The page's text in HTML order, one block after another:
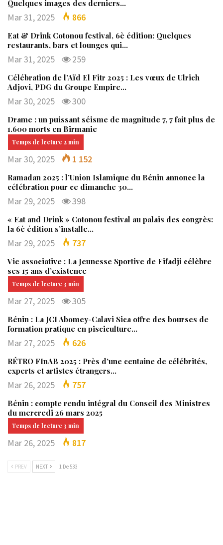
Quelques images des derniers…
Mar 31, 2025 866
Eat & Drink Cotonou festival, 6è édition: Quelques
restaurants, bars et lounges qui…
Mar 31, 2025 259
Célébration de l’Aïd El Fitr 2025 : Les vœux de Ulrich
Adjovi, PDG du Groupe Empire…
Mar 30, 2025 300
Drame : un puissant séisme de magnitude 7, 7 fait plus de
1.600 morts en Birmanie
Mar 30, 2025 1 152
Ramadan 2025 : l’Union Islamique du Bénin annonce la
célébration pour ce dimanche 30…
Mar 29, 2025 398
« Eat and Drink » Cotonou festival au palais des congrès:
la 6è édition s’installe…
Mar 29, 2025 737
Vie associative : La Jeunesse Sportive de Fifadji célèbre
ses 15 ans d’existence
Mar 27, 2025 305
Bénin : La JCI Abomey-Calavi Sica offre des bourses de
formation pratique en pisciculture…
Mar 27, 2025 626
RÉTRO FInAB 2025 : Près d’une centaine de célébrités,
experts et artistes étrangers…
Mar 26, 2025 757
Bénin : compte rendu intégral du Conseil des Ministres
du mercredi 26 mars 2025
Mar 26, 2025 817
PREV NEXT 1 De 533